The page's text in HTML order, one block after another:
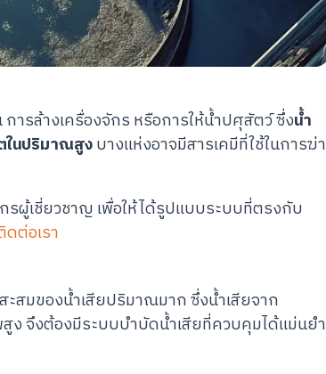
ารล้างเครื่องจักร หรือการให้น้ำปศุสัตว์ ซึ่งน้ำ
ในปริมาณสูงบางแห่งอาจมีสารเคมีที่ใช้ในการฆ่า
ผู้เชี่ยวชาญ เพื่อให้ได้รูปแบบระบบที่ตรงกับ
ดต่อเรา
สมของน้ำเสียปริมาณมาก ซึ่งน้ำเสียจาก
จึงต้องมีระบบบำบัดน้ำเสียที่ควบคุมได้แม่นยำ